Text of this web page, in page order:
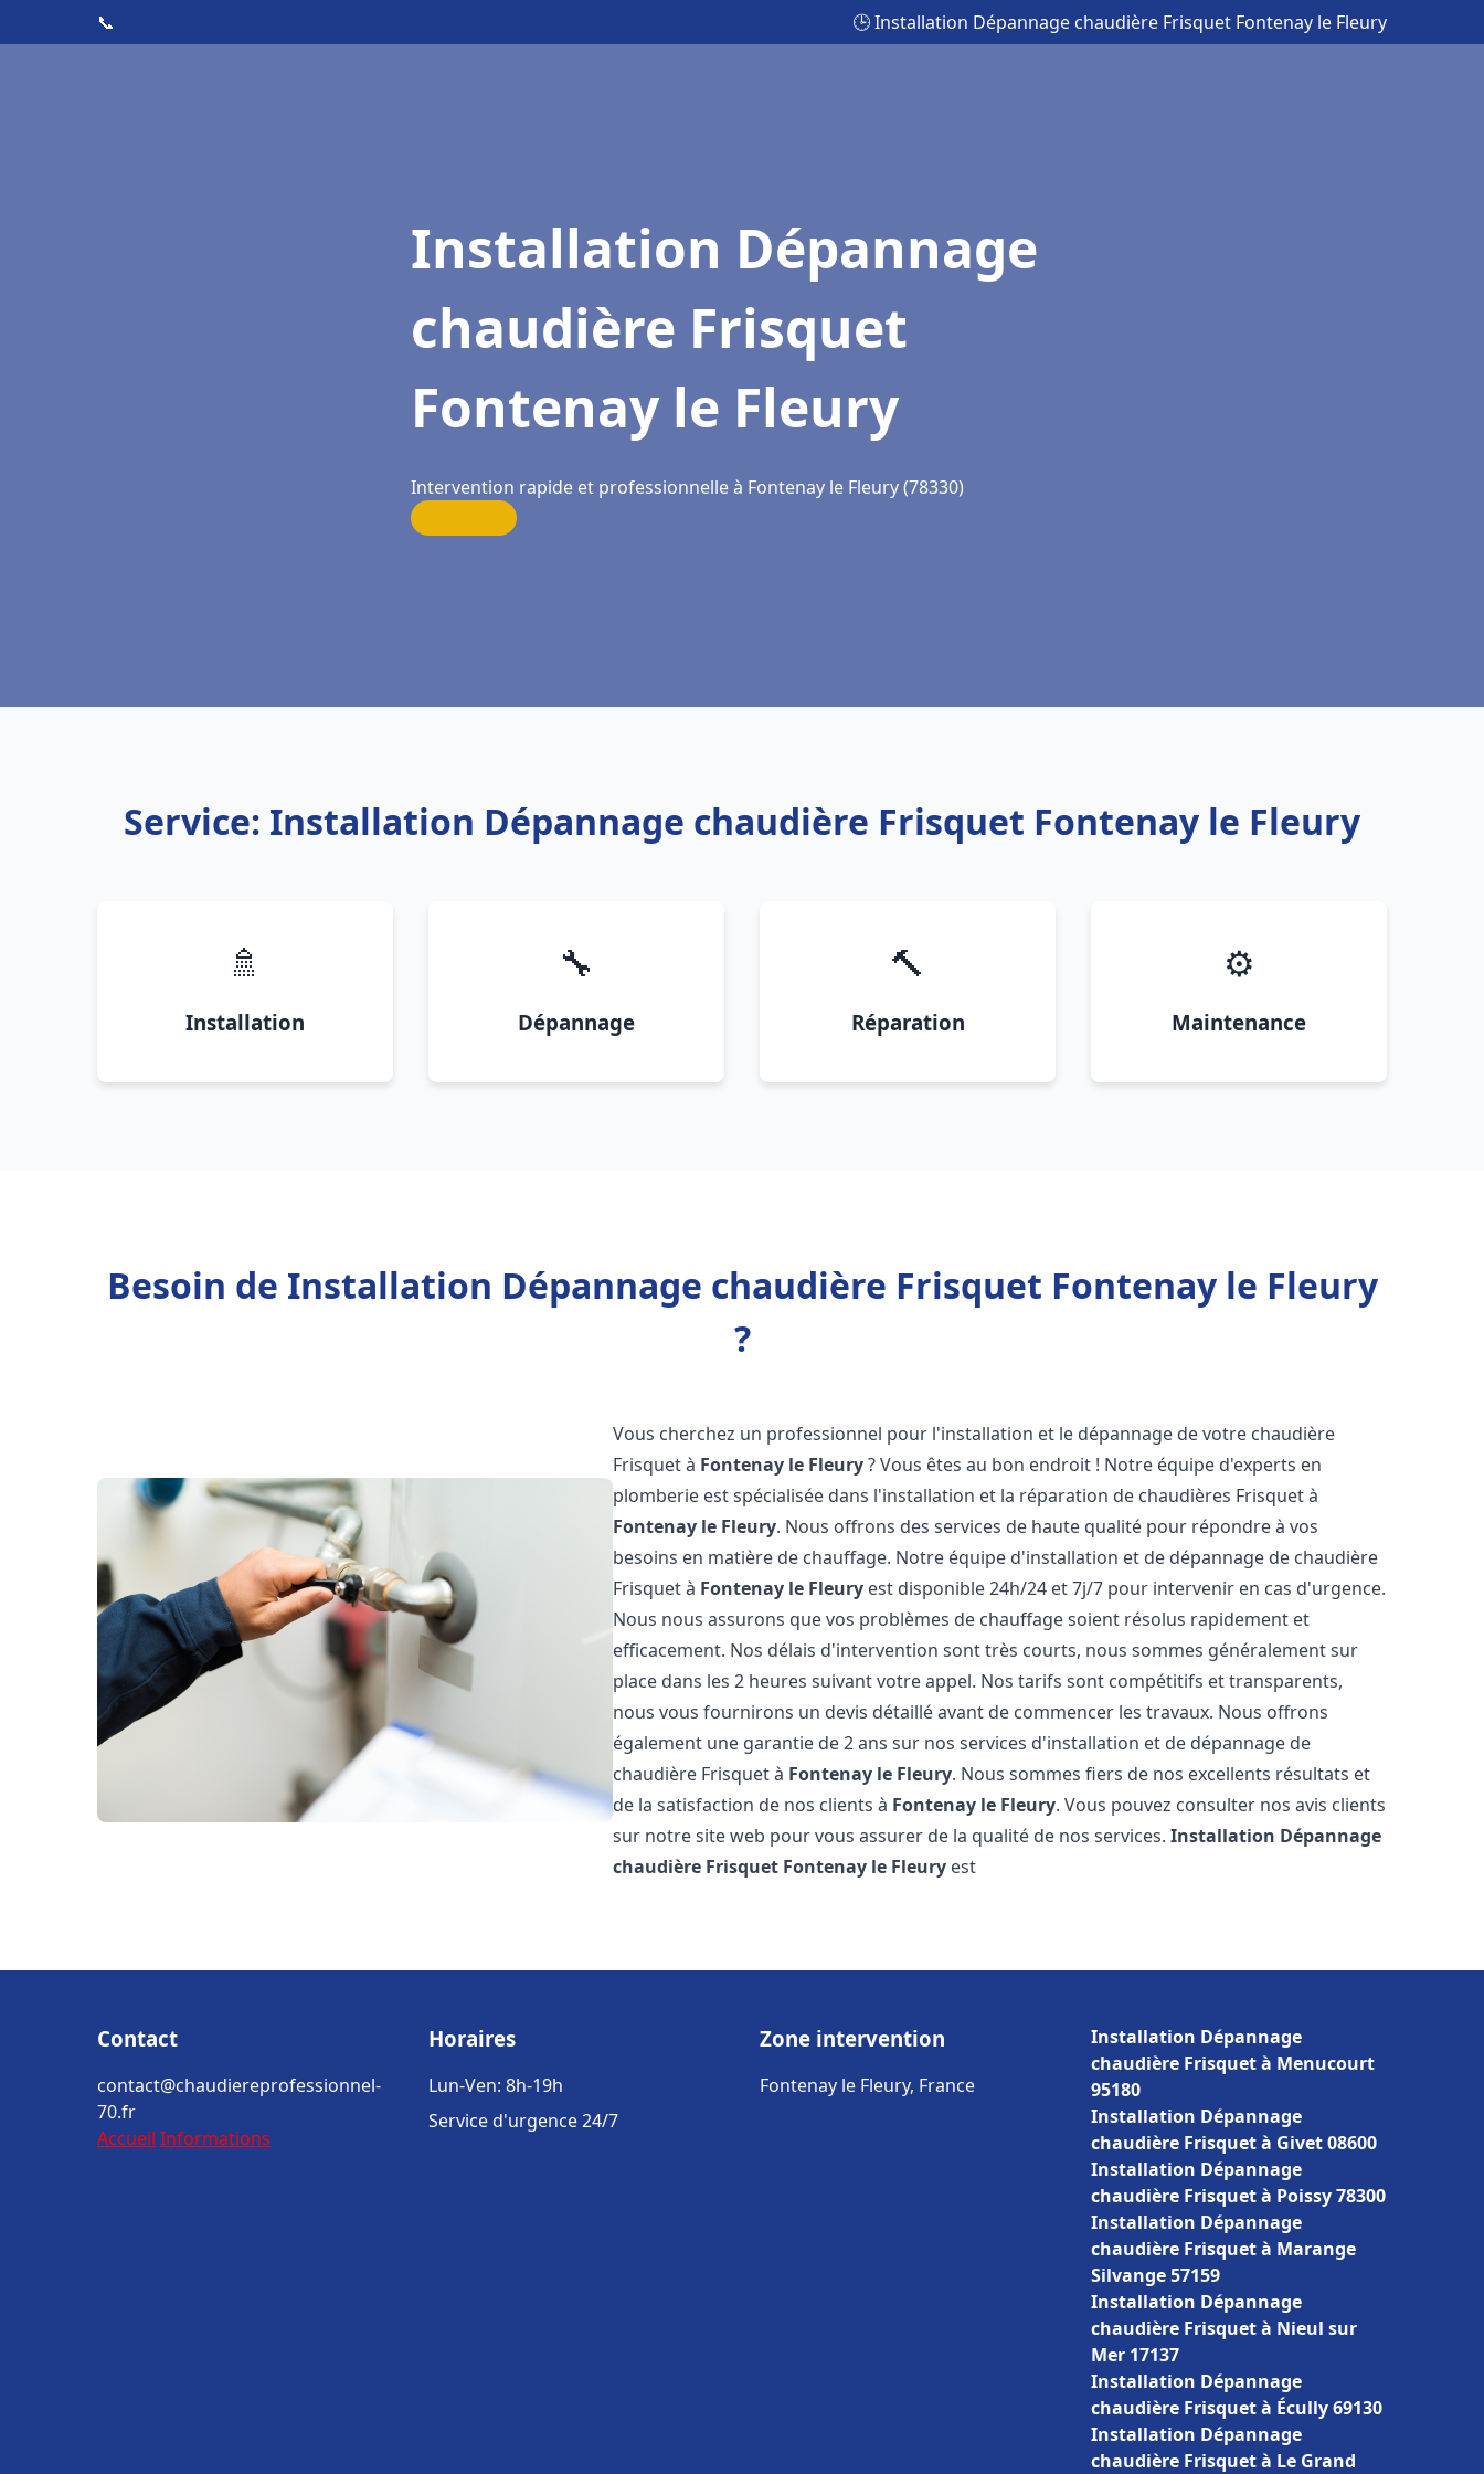
📞 🕒 Installation Dépannage chaudière Frisquet Fontenay le Fleury
Installation Dépannage
chaudière Frisquet
Fontenay le Fleury
Intervention rapide et professionnelle à Fontenay le Fleury (78330)
Service: Installation Dépannage chaudière Frisquet Fontenay le Fleury
🚿
Installation
🔧
Dépannage
🔨
Réparation
⚙️
Maintenance
Besoin de Installation Dépannage chaudière Frisquet Fontenay le Fleury
?
Vous cherchez un professionnel pour l'installation et le dépannage de votre chaudière
Frisquet à Fontenay le Fleury? Vous êtes au bon endroit ! Notre équipe d'experts en
plomberie est spécialisée dans l'installation et la réparation de chaudières Frisquet à
Fontenay le Fleury. Nous offrons des services de haute qualité pour répondre à vos
besoins en matière de chauffage. Notre équipe d'installation et de dépannage de chaudière
Frisquet à Fontenay le Fleury est disponible 24h/24 et 7j/7 pour intervenir en cas d'urgence.
Nous nous assurons que vos problèmes de chauffage soient résolus rapidement et
efficacement. Nos délais d'intervention sont très courts, nous sommes généralement sur
place dans les 2 heures suivant votre appel. Nos tarifs sont compétitifs et transparents,
nous vous fournirons un devis détaillé avant de commencer les travaux. Nous offrons
également une garantie de 2 ans sur nos services d'installation et de dépannage de
chaudière Frisquet à Fontenay le Fleury. Nous sommes fiers de nos excellents résultats et
de la satisfaction de nos clients à Fontenay le Fleury. Vous pouvez consulter nos avis clients
sur notre site web pour vous assurer de la qualité de nos services.Installation Dépannage
chaudière Frisquet Fontenay le Fleury est
Contact
contact@chaudiereprofessionnel-
70.fr
Accueil Informations
Horaires
Lun-Ven: 8h-19h
Service d'urgence 24/7
Zone intervention
Fontenay le Fleury, France
Installation Dépannage
chaudière Frisquet à Menucourt
95180
Installation Dépannage
chaudière Frisquet à Givet 08600
Installation Dépannage
chaudière Frisquet à Poissy 78300
Installation Dépannage
chaudière Frisquet à Marange
Silvange 57159
Installation Dépannage
chaudière Frisquet à Nieul sur
Mer 17137
Installation Dépannage
chaudière Frisquet à Écully 69130
Installation Dépannage
chaudière Frisquet à Le Grand